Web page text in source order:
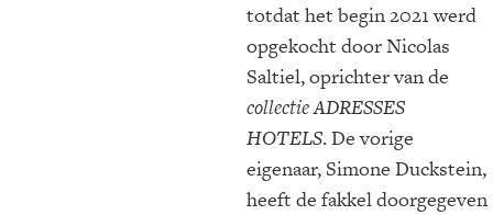
totdat het begin 2021 werd
opgekocht door Nicolas
Saltiel, oprichter van de
collectie ADRESSES
HOTELS. De vorige
eigenaar, Simone Duckstein,
heeft de fakkel doorgegeven